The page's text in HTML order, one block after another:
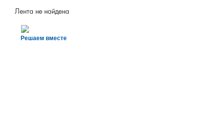
Лента не найдена
Решаем вместе